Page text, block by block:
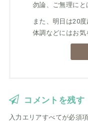
勿論、ご無理に
また、明日は20
体調などにはお気
コメントを残す
入力エリアすべてが必須